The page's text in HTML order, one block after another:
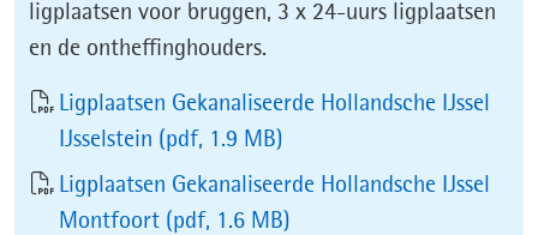
ligplaatsen voor bruggen, 3 x 24-uurs ligplaatsen
en de ontheffinghouders.
Ligplaatsen Gekanaliseerde Hollandsche IJssel
IJsselstein (pdf, 1.9 MB)
Ligplaatsen Gekanaliseerde Hollandsche IJssel
Montfoort (pdf, 1.6 MB)